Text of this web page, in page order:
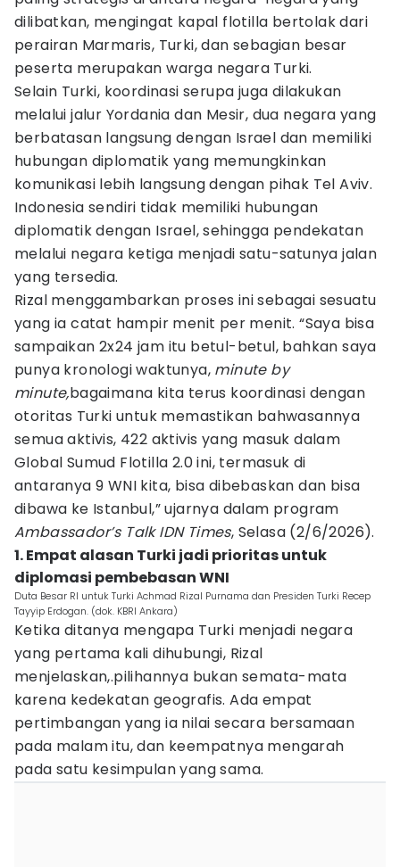
dilibatkan, mengingat kapal flotilla bertolak dari
perairan Marmaris, Turki, dan sebagian besar
peserta merupakan warga negara Turki.
Selain Turki, koordinasi serupa juga dilakukan
melalui jalur Yordania dan Mesir, dua negara yang
berbatasan langsung dengan Israel dan memiliki
hubungan diplomatik yang memungkinkan
komunikasi lebih langsung dengan pihak Tel Aviv.
Indonesia sendiri tidak memiliki hubungan
diplomatik dengan Israel, sehingga pendekatan
melalui negara ketiga menjadi satu-satunya jalan
yang tersedia.
Rizal menggambarkan proses ini sebagai sesuatu
yang ia catat hampir menit per menit. “Saya bisa
sampaikan 2x24 jam itu betul-betul, bahkan saya
punya kronologi waktunya, minute by
minute,bagaimana kita terus koordinasi dengan
otoritas Turki untuk memastikan bahwasannya
semua aktivis, 422 aktivis yang masuk dalam
Global Sumud Flotilla 2.0 ini, termasuk di
antaranya 9 WNI kita, bisa dibebaskan dan bisa
dibawa ke Istanbul,” ujarnya dalam program
Ambassador’s Talk IDN Times, Selasa (2/6/2026).
1. Empat alasan Turki jadi prioritas untuk
diplomasi pembebasan WNI
Duta Besar RI untuk Turki Achmad Rizal Purnama dan Presiden Turki Recep
Tayyip Erdogan. (dok. KBRI Ankara)
Ketika ditanya mengapa Turki menjadi negara
yang pertama kali dihubungi, Rizal
menjelaskan,.pilihannya bukan semata-mata
karena kedekatan geografis. Ada empat
pertimbangan yang ia nilai secara bersamaan
pada malam itu, dan keempatnya mengarah
pada satu kesimpulan yang sama.